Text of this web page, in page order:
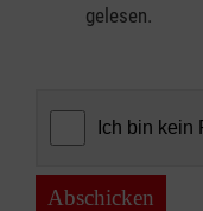
gelesen.
Abschicken